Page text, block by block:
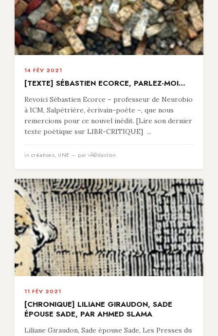
14 FÉV 2021
[TEXTE] SÉBASTIEN ECORCE, PARLEZ-MOI…
Revoici Sébastien Ecorce – professeur de Neurobio
à ICM, Salpètrière, écrivain-poète –, que nous
remercions pour ce nouvel inédit. [Lire son dernier
texte poétique sur LIBR-CRITIQUE] ...
in créations, UNE — par rÃ©daction
11 FÉV 2021
[CHRONIQUE] LILIANE GIRAUDON, SADE
ÉPOUSE SADE, PAR AHMED SLAMA
Liliane Giraudon, Sade épouse Sade, Les Presses du